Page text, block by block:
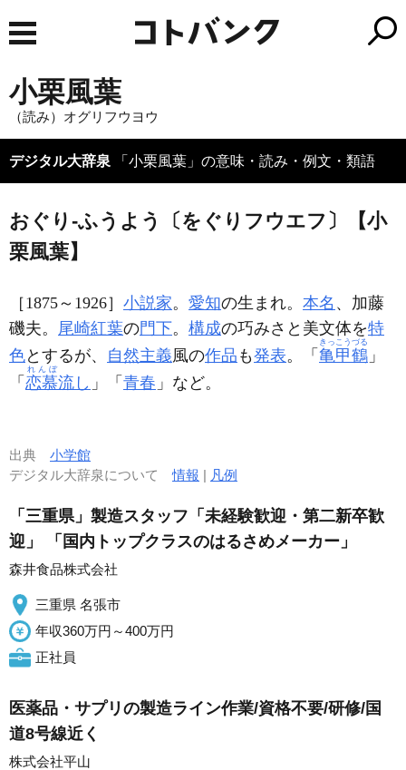
小栗風葉
（読み）オグリフウヨウ
デジタル大辞泉 「小栗風葉」の意味・読み・例文・類語
おぐり‐ふうよう〔をぐりフウエフ〕【小
栗風葉】
［1875～1926］ 小説家。 愛知の生まれ。 本名 、加藤
磯夫。 尾崎紅葉の門下。 構成の巧みさと美文体を特
色とするが、 自然主義風の作品 も発表。「 亀甲鶴
きっこうづる
」
「 恋慕
れんぼ
流し 」「 青春 」など。
出典 小学館
デジタル大辞泉について情報 | 凡例
「三重県」製造スタッフ「未経験歓迎・第二新卒歓
迎」 「国内トップクラスのはるさめメーカー」
森井食品株式会社
三重県 名張市
年収360万円～400万円
正社員
医薬品・サプリの製造ライン作業/資格不要/研修/国
道8号線近く
株式会社平山